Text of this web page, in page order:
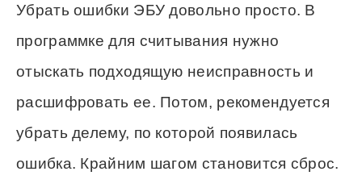
Убрать ошибки ЭБУ довольно просто. В
программке для считывания нужно
отыскать подходящую неисправность и
расшифровать ее. Потом, рекомендуется
убрать делему, по которой появилась
ошибка. Крайним шагом становится сброс.